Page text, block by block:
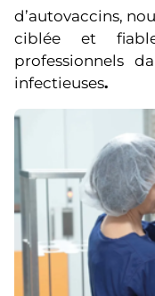
d’autovaccins,
ciblée et
professionnels
infectieuses.